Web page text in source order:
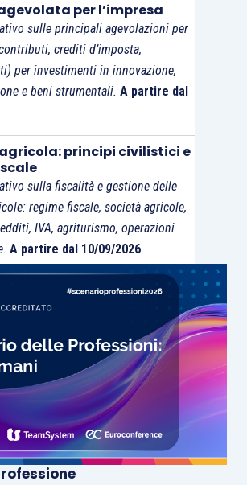
per l’impresa
sulle principali agevolazioni per
crediti d’imposta,
per investimenti in innovazione,
e beni strumentali. A partire dal
principi civilistici e
sulla fiscalità e gestione delle
regime fiscale, società agricole,
IVA, agriturismo, operazioni
A partire dal 10/09/2026